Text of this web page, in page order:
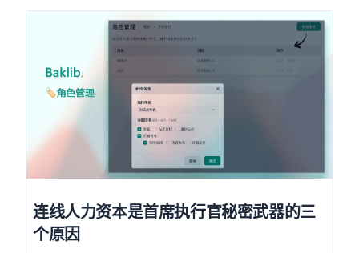
连线人力资本是首席执行官秘密武器的三
个原因